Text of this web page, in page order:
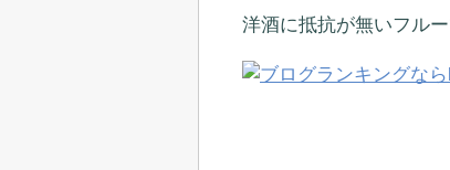
洋酒に抵抗が無いフル